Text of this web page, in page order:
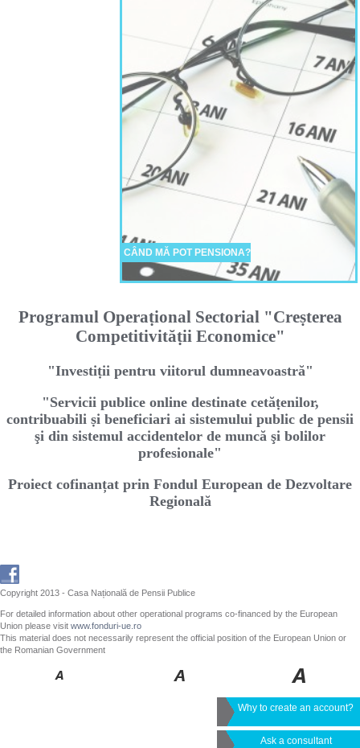
CÂND MĂ POT PENSIONA?
Programul Operaṭional Sectorial "Creṣterea
Competitivităṭii Economice"
"Investiṭii pentru viitorul dumneavoastră"
"Servicii publice online destinate cetăṭenilor,
contribuabili ṣi beneficiari ai sistemului public de pensii
şi din sistemul accidentelor de muncă şi bolilor
profesionale"
Proiect cofinanțat prin Fondul European de Dezvoltare
Regională
Copyright 2013 - Casa Națională de Pensii Publice
For detailed information about other operational programs co-financed by the European
Union please visit www.fonduri-ue.ro
This material does not necessarily represent the official position of the European Union or
the Romanian Government
Why to create an account?
Ask a consultant